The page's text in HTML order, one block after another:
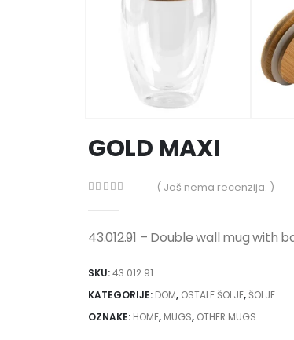
GOLD MAXI
( Još nema recenzija. )
43.012.91 – Double wall mug with
SKU:43.012.91
KATEGORIJE: DOM, OSTALE ŠOLJE,ŠOLJE
OZNAKE: HOME, MUGS, OTHER MUGS